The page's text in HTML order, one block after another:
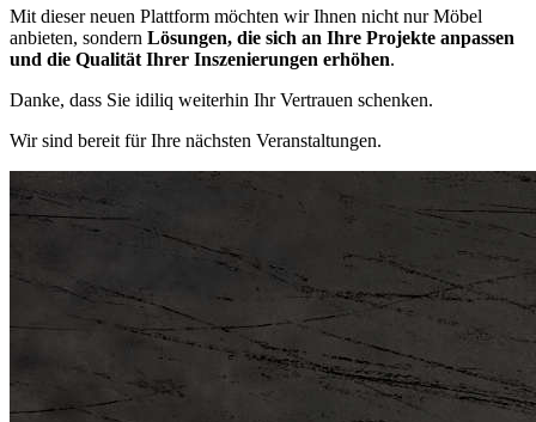
Mit dieser neuen Plattform möchten wir Ihnen nicht nur Möbel
anbieten, sondern Lösungen, die sich an Ihre Projekte anpassen
und die Qualität Ihrer Inszenierungen erhöhen.
Danke, dass Sie idiliq weiterhin Ihr Vertrauen schenken.
Wir sind bereit für Ihre nächsten Veranstaltungen.